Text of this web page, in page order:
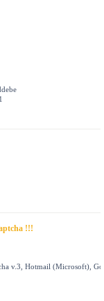
!!!
v.3, Hotmail (Microsoft),